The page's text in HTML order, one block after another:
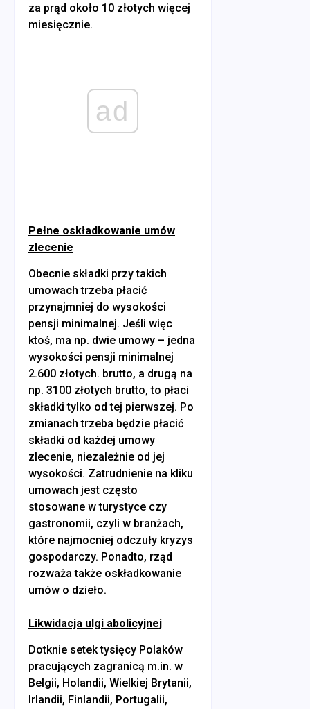
za prąd około 10 złotych więcej
miesięcznie.
ad
Pełne oskładkowanie umów
zlecenie
Obecnie składki przy takich
umowach trzeba płacić
przynajmniej do wysokości
pensji minimalnej. Jeśli więc
ktoś, ma np. dwie umowy – jedna
wysokości pensji minimalnej
2.600 złotych. brutto, a drugą na
np. 3100 złotych brutto, to płaci
składki tylko od tej pierwszej. Po
zmianach trzeba będzie płacić
składki od każdej umowy
zlecenie, niezależnie od jej
wysokości. Zatrudnienie na kliku
umowach jest często
stosowane w turystyce czy
gastronomii, czyli w branżach,
które najmocniej odczuły kryzys
gospodarczy. Ponadto, rząd
rozważa także oskładkowanie
umów o dzieło.
Likwidacja ulgi abolicyjnej
Dotknie setek tysięcy Polaków
pracujących zagranicą m.in. w
Belgii, Holandii, Wielkiej Brytanii,
Irlandii, Finlandii, Portugalii,